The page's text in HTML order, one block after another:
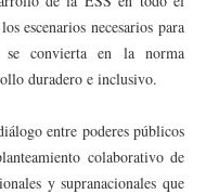
escenarios necesarios para
se convierta en la norma
duradero e inclusivo.
entre poderes públicos
colaborativo de
y supranacionales que